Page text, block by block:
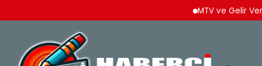
MTV ve Gelir Vergisi